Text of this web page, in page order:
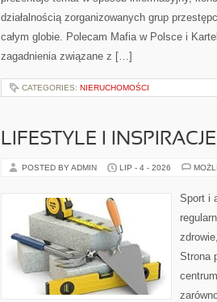
działalnością zorganizowanych grup
całym globie. Polecam Mafia w Polsce i
zagadnienia związane z […]
CATEGORIES: NIERUCHOMOŚCI
LIFESTYLE I INSPIRACJE
POSTED BY ADMIN LIP - 4 - 2026
Sport i
Strona